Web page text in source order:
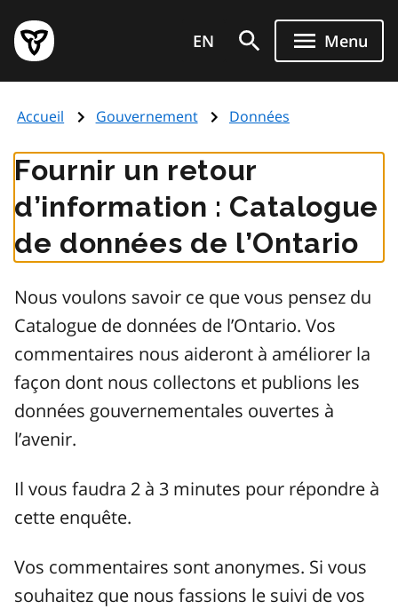
au
contenu
principal
Page
d'accueil
de
EN Menu
Accueil Gouvernement Données
Fournir un retour
d’information : Catalogue
de données de l’Ontario
Nous voulons savoir ce que vous pensez du
Catalogue de données de l’Ontario. Vos
commentaires nous aideront à améliorer la
façon dont nous collectons et publions les
données gouvernementales ouvertes à
l’avenir.
Il vous faudra 2 à 3 minutes pour répondre à
cette enquête.
Vos commentaires sont anonymes. Si vous
souhaitez que nous fassions le suivi de vos